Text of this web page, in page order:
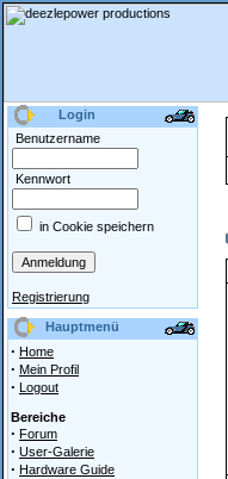
Login
Benutzername
Kennwort
in Cookie speichern
Registrierung
Hauptmenü
· Home
· Mein Profil
· Logout
Bereiche
· Forum
· User-Galerie
· Hardware Guide